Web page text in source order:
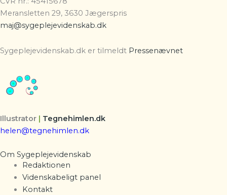
Meransletten 29, 3630 Jægerspris
maj@sygeplejevidenskab.dk
Sygeplejevidenskab.dk er tilmeldt Pressenævnet
Illustrator | Tegnehimlen.dk
helen@tegnehimlen.dk
Om Sygeplejevidenskab
Redaktionen
Videnskabeligt panel
Kontakt